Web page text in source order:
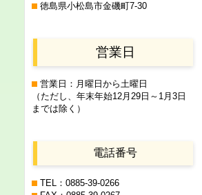
徳島県小松島市金磯町7-30
営業日
営業日：月曜日から土曜日
（ただし、年末年始12月29日 ～1月3日
までは除く）
電話番号
TEL：0885-39-0266